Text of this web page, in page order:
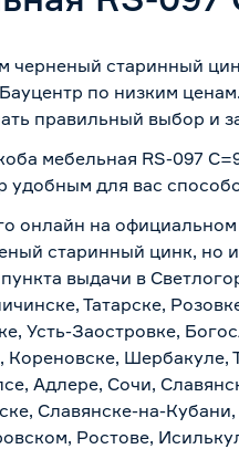
черненый старинный
по низким
правильный выбор и
мебельная RS-097
удобным для вас
онлайн на
старинный цинк, но
выдачи в
Татарске,
Усть-Заостровке,
Адлере, Сочи,
Славянске-на-Кубани,
Ростове,